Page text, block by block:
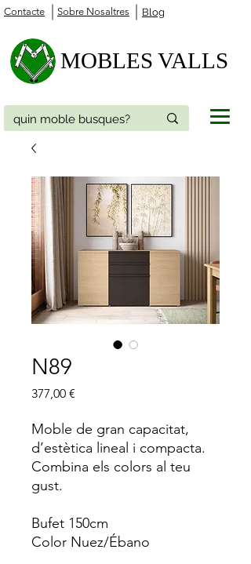
Contacte Blog
Sobre Nosaltres
MOBLES VALLS
N89
377,00 €
Moble de gran capacitat,
d’estètica lineal i compacta.
Combina els colors al teu
gust.
Bufet 150cm
Color Nuez/Ébano